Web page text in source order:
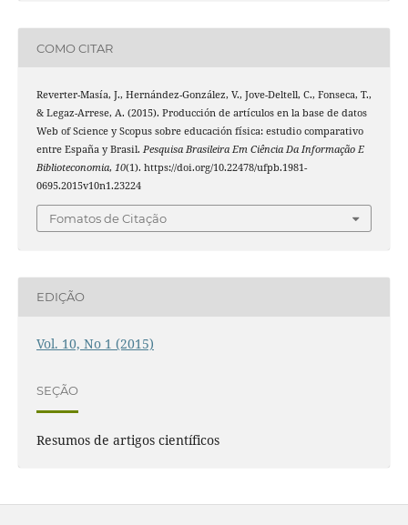
COMO CITAR
Reverter-Masía, J., Hernández-González, V., Jove-Deltell, C., Fonseca, T.,
& Legaz-Arrese, A. (2015). Producción de artículos en la base de datos
Web of Science y Scopus sobre educación física: estudio comparativo
entre España y Brasil. Pesquisa Brasileira Em Ciência Da Informação E
Biblioteconomia, 10(1). https://doi.org/10.22478/ufpb.1981-
0695.2015v10n1.23224
Fomatos de Citação
EDIÇÃO
Vol. 10, No 1 (2015)
SEÇÃO
Resumos de artigos científicos